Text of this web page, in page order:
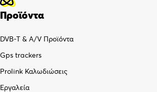
Προϊόντα
DVB-T & A/V Προϊόντα
Gps trackers
Prolink Καλωδιώσεις
Εργαλεία